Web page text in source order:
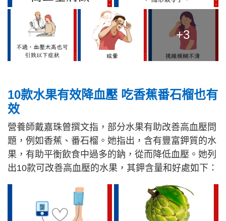
+3
10款水果有效降血壓 吃香蕉番石榴也有
效
營養師戴嘉珠曾撰文指，部分水果有助改善高血壓問
題，例如香蕉、番石榴。她指出，含有豐富鉀質的水
果，有助平衡飲食中過多的鈉，從而降低血壓。她列
出10款可改善高血壓的水果，其鉀含量和好處如下：